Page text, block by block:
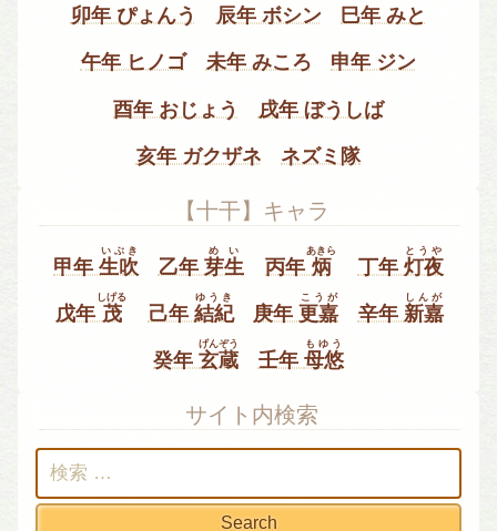
卯年 ぴょんう 辰年 ボシン 巳年 みと
午年 ヒノゴ 未年 みころ 申年 ジン
酉年 おじょう 戌年 ぼうしば
亥年 ガクザネ ネズミ隊
【十干】キャラ
甲年生吹
いぶき
乙年 芽生
めい
丙年 炳
あきら
丁年 灯夜
とうや
戊年 茂
しげる
己年 結紀
ゆうき
庚年更嘉
こうが
辛年 新嘉
しんが
癸年玄蔵
げんぞう
壬年 母悠
もゆう
サイト内検索
索: